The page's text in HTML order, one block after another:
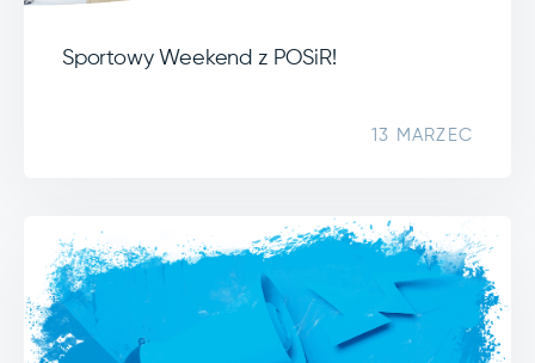
Sportowy Weekend z POSiR!
13 MARZEC